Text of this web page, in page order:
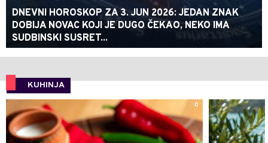
DNEVNI HOROSKOP ZA 3. JUN 2026: JEDAN ZNAK
DOBIJA NOVAC KOJI JE DUGO ČEKAO, NEKO IMA
SUDBINSKI SUSRET...
KUHINJA
0